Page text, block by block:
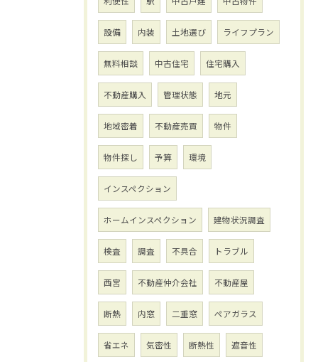
設備 内装 土地選び ライフプラン
無料相談 中古住宅 住宅購入
不動産購入 管理状態 地元
地域密着 不動産売買 物件
物件探し 予算 環境
インスペクション
ホームインスペクション 建物状況調査
検査 調査 不具合 トラブル
西宮 不動産仲介会社 不動産屋
断熱 内窓 二重窓 ペアガラス
省エネ 気密性 断熱性 遮音性